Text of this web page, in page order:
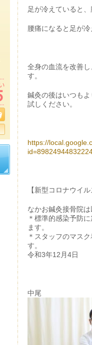
足が冷えていると、
腰痛になると足が
全身の血流を改善
す。
鍼灸の後はいつも
試しください。
https://
【新型コロナウイ
なかお鍼灸接骨院は
＊標準的感染予防
ます。
＊スタッフのマス
す。
令和3年12月4日
中尾